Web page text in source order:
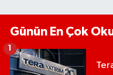
Günün En Çok